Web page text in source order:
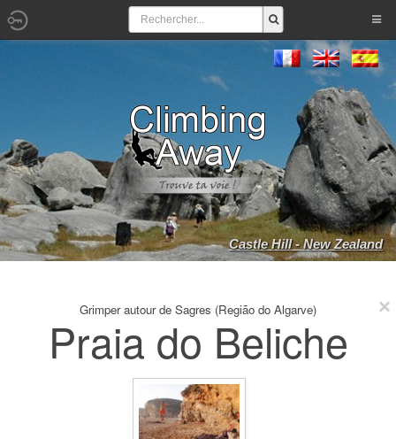
Castle Hill - New Zealand
Grimper autour de Sagres (Região do Algarve)
Praia do Beliche